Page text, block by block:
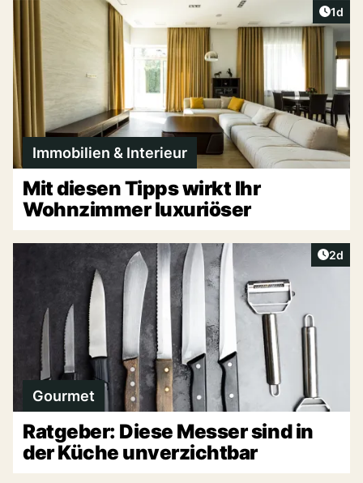
1d
Immobilien & Interieur
Mit diesen Tipps wirkt Ihr
Wohnzimmer luxuriöser
2d
Gourmet
Ratgeber: Diese Messer sind in
der Küche unverzichtbar